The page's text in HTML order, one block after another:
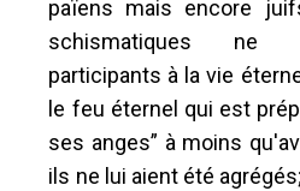
païens mais encore
schismatiques ne
participants à la vie
le feu éternel qui est
ses anges” à moins
ils ne lui aient été